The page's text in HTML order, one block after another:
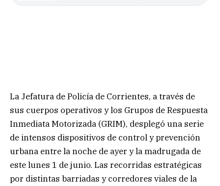
La Jefatura de Policía de Corrientes, a través de
sus cuerpos operativos y los Grupos de Respuesta
Inmediata Motorizada (GRIM), desplegó una serie
de intensos dispositivos de control y prevención
urbana entre la noche de ayer y la madrugada de
este lunes 1 de junio. Las recorridas estratégicas
por distintas barriadas y corredores viales de la